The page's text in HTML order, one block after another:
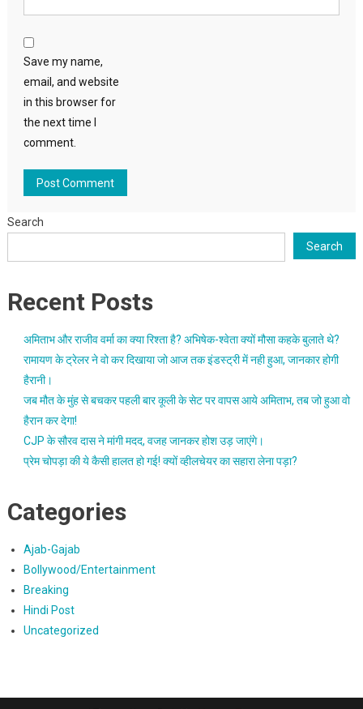
Save my name,
email, and website
in this browser for
the next time I
comment.
Search
Search
Recent Posts
अमिताभ और राजीव वर्मा का क्या रिश्ता है? अभिषेक-श्वेता क्यों मौसा कहके बुलाते थे?
रामायण के ट्रेलर ने वो कर दिखाया जो आज तक इंडस्ट्री में नही हुआ, जानकार होगी
हैरानी।
जब मौत के मुंह से बचकर पहली बार कूली के सेट पर वापस आये अमिताभ, तब जो हुआ वो
हैरान कर देगा!
CJP के सौरव दास ने मांगी मदद, वजह जानकर होश उड़ जाएंगे।
प्रेम चोपड़ा की ये कैसी हालत हो गई! क्यों व्हीलचेयर का सहारा लेना पड़ा?
Categories
Ajab-Gajab
Bollywood/Entertainment
Breaking
Hindi Post
Uncategorized